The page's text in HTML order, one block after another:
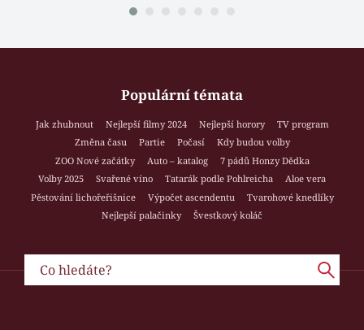
Populární témata
Jak zhubnout Nejlepší filmy 2024 Nejlepší horory
TV program
Změna času
Partie Počasí
Kdy budou volby
ZOO Nové začátky
Auto – katalog
7 pádů Honzy Dědka
Volby 2025
Svařené víno Tatarák podle Pohlreicha
Aloe vera
Pěstování lichořeřišnice
Výpočet ascendentu
Tvarohové knedlíky
Nejlepší palačinky
Švestkový koláč